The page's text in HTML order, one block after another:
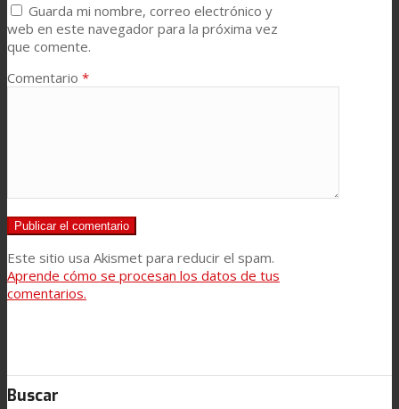
Guarda mi nombre, correo electrónico y
web en este navegador para la próxima vez
que comente.
Comentario *
Este sitio usa Akismet para reducir el spam.
Aprende cómo se procesan los datos de tus
comentarios.
Buscar